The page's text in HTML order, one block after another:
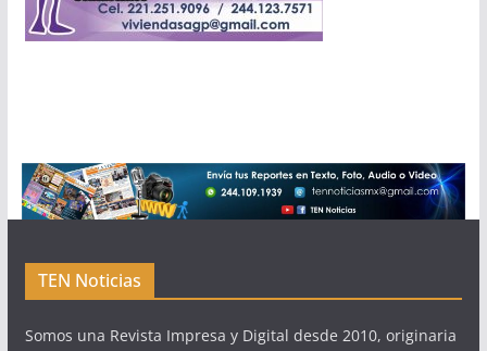
TEN Noticias
Somos una Revista Impresa y Digital desde 2010, originaria